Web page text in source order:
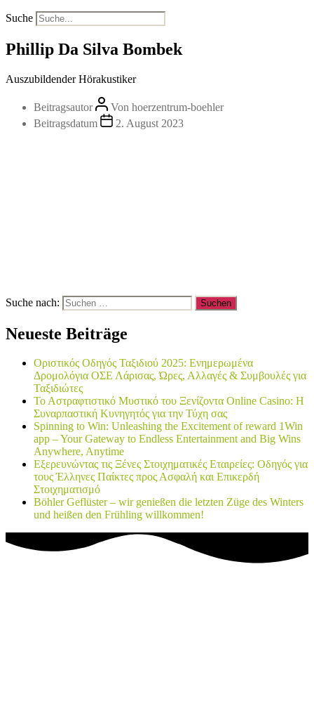
Suche
Phillip Da Silva Bombek
Auszubildender Hörakustiker
Beitragsautor Von hoerzentrum-boehler
Beitragsdatum
2. August 2023
Suche nach:
Neueste Beiträge
Οριστικός Οδηγός Ταξιδιού 2025: Ενημερωμένα
Δρομολόγια ΟΣΕ Λάρισας, Ώρες, Αλλαγές & Συμβουλές για
Ταξιδιώτες
Το Αστραφτιστικό Μυστικό του Ξενίζοντα Online Casino: Η
Συναρπαστική Κυνηγητός για την Τύχη σας
Spinning to Win: Unleashing the Excitement of reward 1Win
app – Your Gateway to Endless Entertainment and Big Wins
Anywhere, Anytime
Εξερευνώντας τις Ξένες Στοιχηματικές Εταιρείες: Οδηγός για
τους Έλληνες Παίκτες προς Ασφαλή και Επικερδή
Στοιχηματισμό
Böhler Geflüster – wir genießen die letzten Züge des Winters
und heißen den Frühling willkommen!